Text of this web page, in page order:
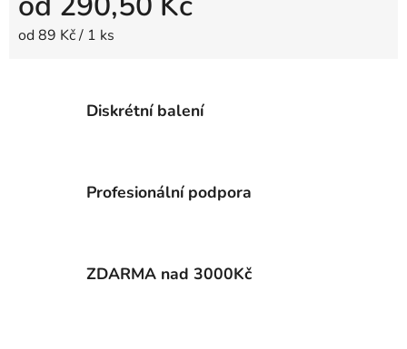
Měrná cena:
od 89 Kč / 1 ks
Diskrétní balení
Profesionální podpora
ZDARMA nad 3000Kč